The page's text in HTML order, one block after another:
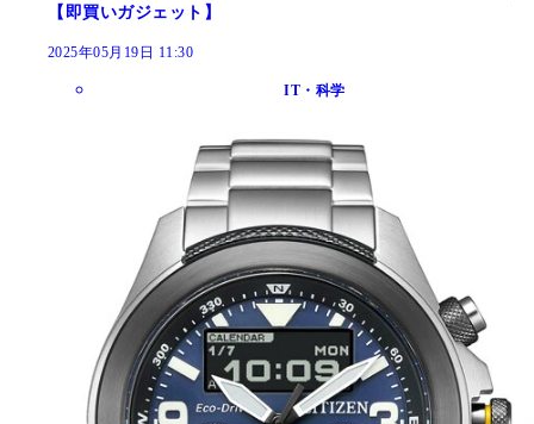
【即買いガジェット】
2025年05月19日 11:30
IT・科学